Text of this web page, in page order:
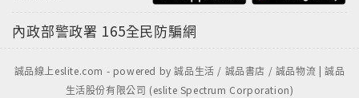
內政部警政署 165全民防騙網
誠品線上eslite.com - powered by 誠品生活 / 誠品書店 / 誠品物流 | 誠品
生活股份有限公司 (eslite Spectrum Corporation)